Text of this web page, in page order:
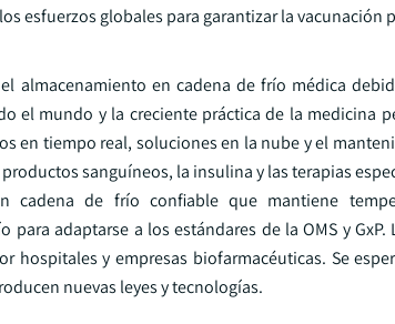
esfuerzos globales para garantizar la vacunación
almacenamiento en cadena de frío médica
el mundo y la creciente práctica de la medicina
en tiempo real, soluciones en la nube y el
sanguíneos, la insulina y las terapias
cadena de frío confiable que mantiene
para adaptarse a los estándares de la OMS y
hospitales y empresas biofarmacéuticas. Se
nuevas leyes y tecnologías.